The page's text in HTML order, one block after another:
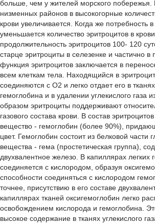
больше, чем у жителей морского побережья.
низменных районов в высокогорные
крови увеличивается. Когда же потребность
уменьшается количество эритроцитов в
продолжительность эритроцитов 100- 120
старце эритроциты в селезенке и частично
функция эритроцитов заключается в
всем клеткам тела. Находящийся в
соединяются с О2 и легко отдает его в
гемоглобина и в удалении углекислого газа
образом эритроциты поддерживают
газового состава крови. В состав
вещество - гемоглобин (более 90%),
цвет. Гемоглобин состоит из белковой части
вещества - гема (простетическая группа),
двухвалентное железо. В капиллярах легких
соединяется с кислородом, образуя
способности соединяться с кислородом
точнее, присутствию в его составе
капиллярах тканей оксигемоглобин легко
освобождением кислорода и гемоглобина.
высокое содержание в тканях углекислого